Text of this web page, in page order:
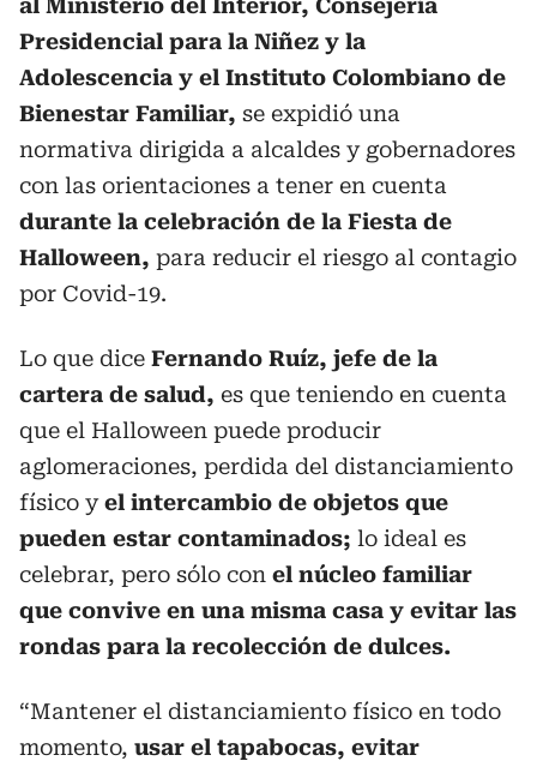
al Ministerio del Interior, Consejería
Presidencial para la Niñez y la
Adolescencia y el Instituto Colombiano de
Bienestar Familiar, se expidió una
normativa dirigida a alcaldes y gobernadores
con las orientaciones a tener en cuenta
durante la celebración de la Fiesta de
Halloween, para reducir el riesgo al contagio
por Covid-19.
Lo que dice Fernando Ruíz, jefe de la
cartera de salud, es que teniendo en cuenta
que el Halloween puede producir
aglomeraciones, perdida del distanciamiento
físico yel intercambio de objetos que
pueden estar contaminados; lo ideal es
celebrar, pero sólo con el núcleo familiar
que convive en una misma casa y evitar las
rondas para la recolección de dulces.
“Mantener el distanciamiento físico en todo
momento, usar el tapabocas, evitar